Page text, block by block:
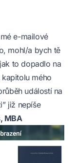
e-mailové
mohl/a bych tě
to dopadlo na
kapitolu mého
událostí na
již nepíše
MBA